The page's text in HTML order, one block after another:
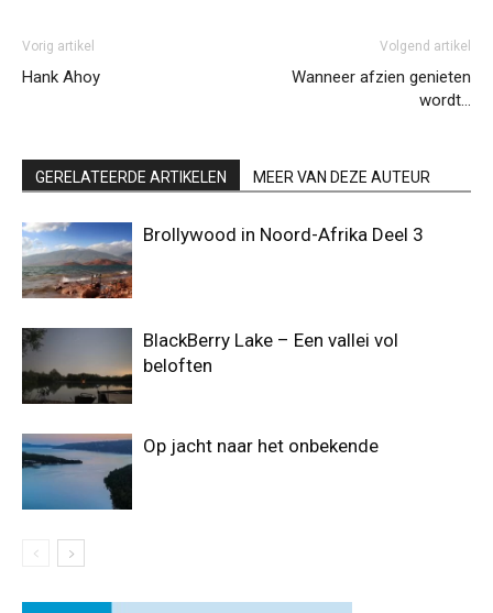
Vorig artikel
Hank Ahoy
Volgend artikel
Wanneer afzien genieten
wordt…
GERELATEERDE ARTIKELEN MEER VAN DEZE AUTEUR
Brollywood in Noord-Afrika Deel 3
BlackBerry Lake – Een vallei vol
beloften
Op jacht naar het onbekende